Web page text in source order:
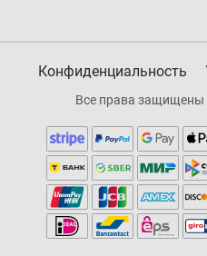
Конфиденциальность
Все права защищены